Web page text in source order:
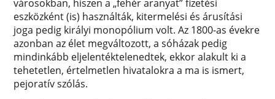
városokban, hiszen a „fehér aranyat” fizetési
eszközként (is) használták, kitermelési és árusítási
joga pedig királyi monopólium volt. Az 1800-as évekre
azonban az élet megváltozott, a sóházak pedig
mindinkább eljelentéktelenedtek, ekkor alakult ki a
tehetetlen, értelmetlen hivatalokra a ma is ismert,
pejoratív szólás.